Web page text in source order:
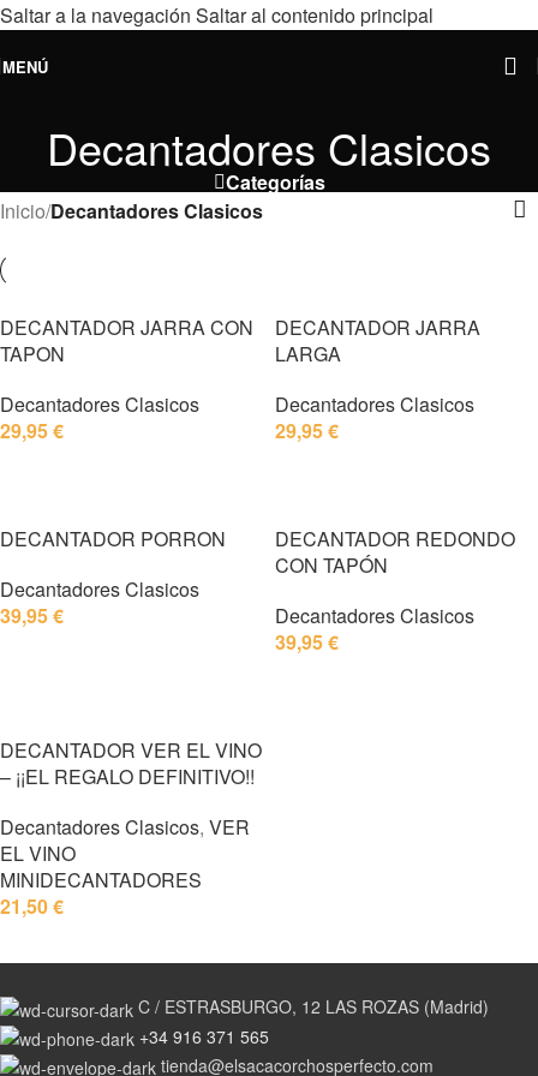
Saltar a la navegación Saltar al contenido principal
MENÚ
Decantadores Clasicos
Categorías
Inicio/Decantadores Clasicos
DECANTADOR JARRA CON
TAPON
Decantadores Clasicos
29,95€
DECANTADOR JARRA
LARGA
Decantadores Clasicos
29,95€
DECANTADOR PORRON
Decantadores Clasicos
39,95€
DECANTADOR REDONDO
CON TAPÓN
Decantadores Clasicos
39,95€
DECANTADOR VER EL VINO
– ¡¡EL REGALO DEFINITIVO!!
Decantadores Clasicos, VER
EL VINO
MINIDECANTADORES
21,50€
C / ESTRASBURGO, 12 LAS ROZAS (Madrid)
+34 916 371 565
tienda@elsacacorchosperfecto.com